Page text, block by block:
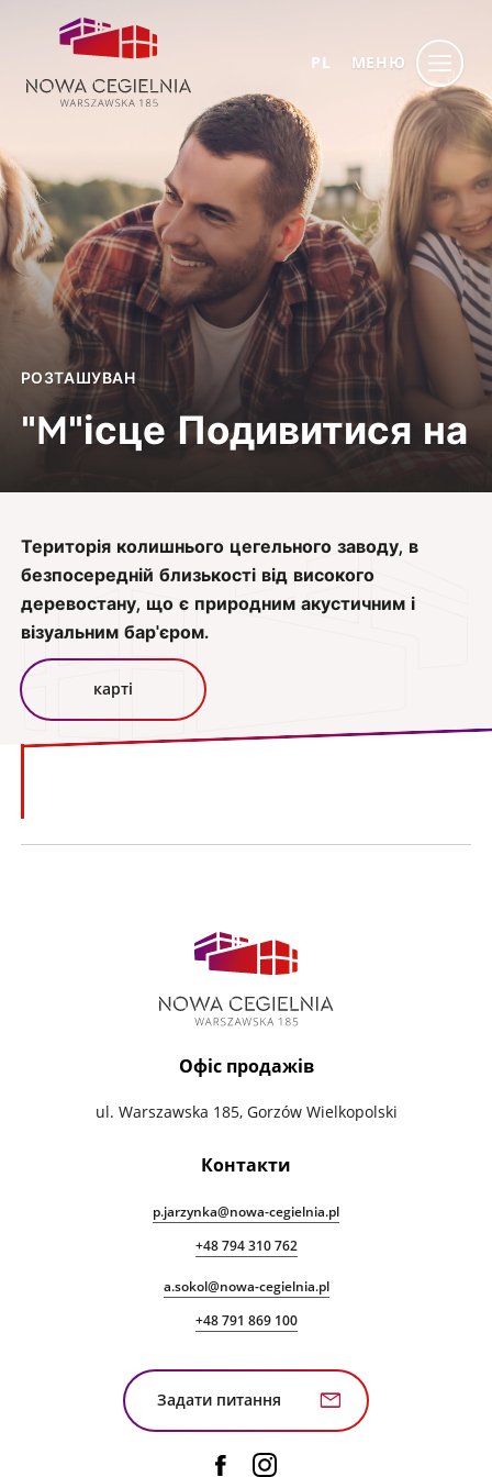
PL МЕНЮ
РОЗТАШУВАН
"M"ісце Подивитися на
Територія колишнього цегельного заводу, в
безпосередній близькості від високого
деревостану, що є природним акустичним і
візуальним бар'єром.
карті
Офіс продажів
ul. Warszawska 185, Gorzów Wielkopolski
Контакти
p.jarzynka@nowa-cegielnia.pl
+48 794 310 762
a.sokol@nowa-cegielnia.pl
+48 791 869 100
Задати питання